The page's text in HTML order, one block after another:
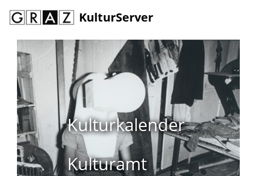
KulturServer
Kulturkalender
Kulturamt